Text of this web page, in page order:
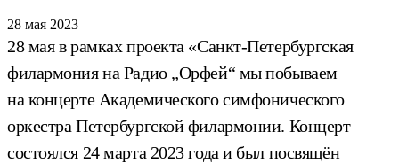
28 мая 2023
28 мая в рамках проекта «Санкт-Петербургская
филармония на Радио „Орфей“ мы побываем
на концерте Академического симфонического
оркестра Петербургской филармонии. Концерт
состоялся 24 марта 2023 года и был посвящён